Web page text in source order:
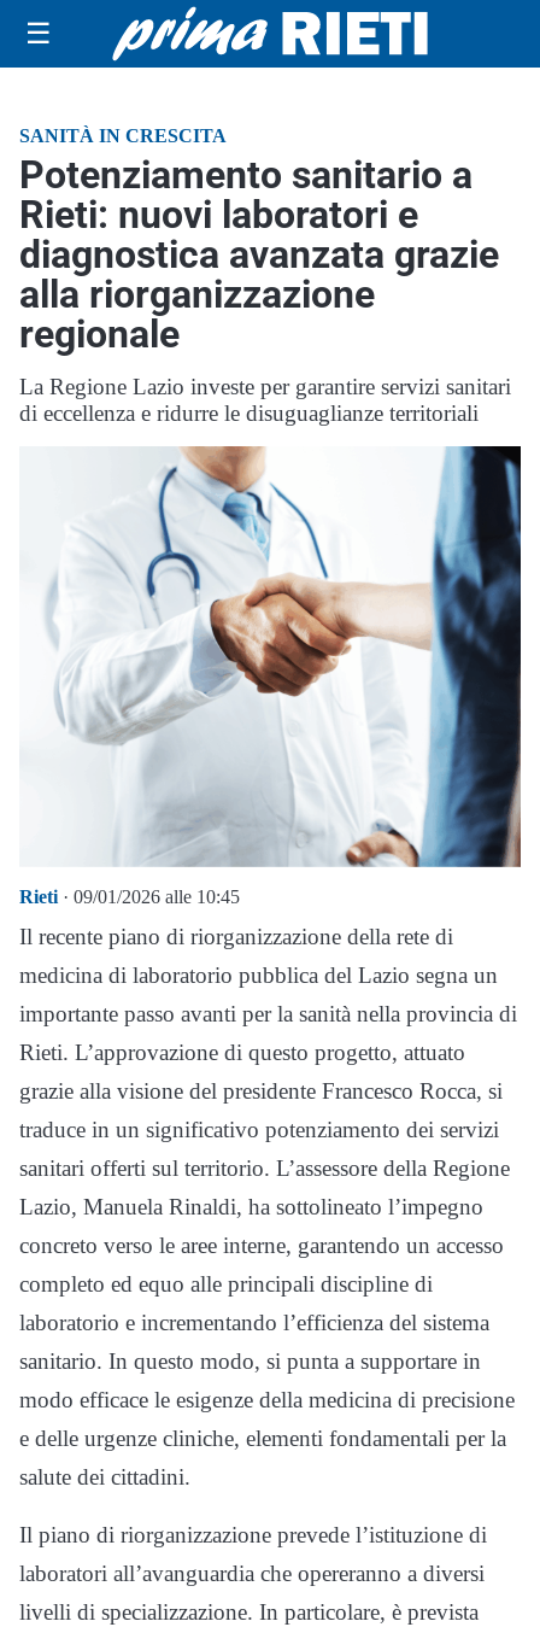
☰
SANITÀ IN CRESCITA
Potenziamento sanitario a
Rieti: nuovi laboratori e
diagnostica avanzata grazie
alla riorganizzazione
regionale
La Regione Lazio investe per garantire servizi sanitari
di eccellenza e ridurre le disuguaglianze territoriali
Rieti · 09/01/2026 alle 10:45
Il recente piano di riorganizzazione della rete di
medicina di laboratorio pubblica del Lazio segna un
importante passo avanti per la sanità nella provincia di
Rieti. L’approvazione di questo progetto, attuato
grazie alla visione del presidente Francesco Rocca, si
traduce in un significativo potenziamento dei servizi
sanitari offerti sul territorio. L’assessore della Regione
Lazio, Manuela Rinaldi, ha sottolineato l’impegno
concreto verso le aree interne, garantendo un accesso
completo ed equo alle principali discipline di
laboratorio e incrementando l’efficienza del sistema
sanitario. In questo modo, si punta a supportare in
modo efficace le esigenze della medicina di precisione
e delle urgenze cliniche, elementi fondamentali per la
salute dei cittadini.
Il piano di riorganizzazione prevede l’istituzione di
laboratori all’avanguardia che opereranno a diversi
livelli di specializzazione. In particolare, è prevista